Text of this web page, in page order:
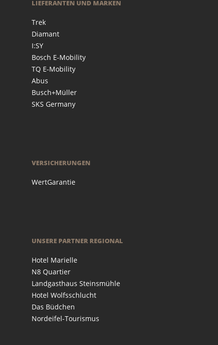
LIEFERANTEN UND MARKEN
Trek
Diamant
I:SY
Bosch E-Mobility
TQ E-Mobility
Abus
Busch+Müller
SKS Germany
VERSICHERUNGEN
WertGarantie
UNSERE PARTNER REGIONAL
Hotel Marielle
N8 Quartier
Landgasthaus Steinsmühle
Hotel Wolfsschlucht
Das Büdchen
Nordeifel-Tourismus